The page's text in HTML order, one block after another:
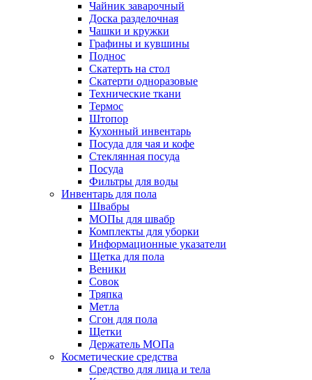
Чайник заварочный
Доска разделочная
Чашки и кружки
Графины и кувшины
Поднос
Скатерть на стол
Скатерти одноразовые
Технические ткани
Термос
Штопор
Кухонный инвентарь
Посуда для чая и кофе
Стеклянная посуда
Посуда
Фильтры для воды
Инвентарь для пола
Швабры
МОПы для швабр
Комплекты для уборки
Информационные указатели
Щетка для пола
Веники
Совок
Тряпка
Метла
Сгон для пола
Щетки
Держатель МОПа
Косметические средства
Средство для лица и тела